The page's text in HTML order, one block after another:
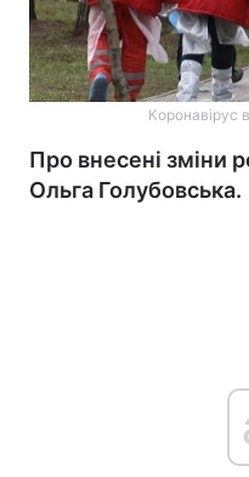
Коронавірус
Про внесені зміни
Ольга Голубовська.